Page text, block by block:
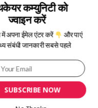
अपनाने चाहिए
Hurried Child Syndrome
इन 5 बातों का रखें ध्यान
के लिए जाने ये 5 अहम तरीके
से कब क्या खाना है फायदेमंद
SUBSCRIBE NOW
कम्युनिटी को
ज्वाइन करें
में अपना ईमेल एंटर करें
और पाएं
संबंधी जानकारी सबसे पहले